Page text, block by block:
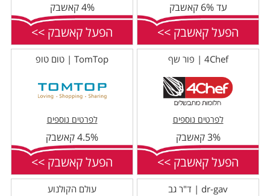
עד 6% קאשבק
הפעל קאשבק >>
4% קאשבק
הפעל קאשבק >>
4Chef | פור שף
לפרטים נוספים
3% קאשבק
הפעל קאשבק >>
TomTop | טום טופ
לפרטים נוספים
4.5% קאשבק
הפעל קאשבק >>
dr-gav | ד"ר גב עולם הקולנוע